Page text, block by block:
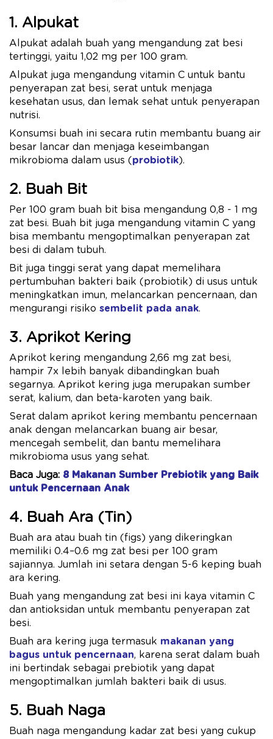
1. Alpukat
Alpukat adalah buah yang mengandung zat besi
tertinggi, yaitu 1,02 mg per 100 gram.
Alpukat juga mengandung vitamin C untuk bantu
penyerapan zat besi, serat untuk menjaga
kesehatan usus, dan lemak sehat untuk penyerapan
nutrisi.
Konsumsi buah ini secara rutin membantu buang air
besar lancar dan menjaga keseimbangan
mikrobioma dalam usus (probiotik).
2. Buah Bit
Per 100 gram buah bit bisa mengandung 0,8 - 1 mg
zat besi. Buah bit juga mengandung vitamin C yang
bisa membantu mengoptimalkan penyerapan zat
besi di dalam tubuh.
Bit juga tinggi serat yang dapat memelihara
pertumbuhan bakteri baik (probiotik) di usus untuk
meningkatkan imun, melancarkan pencernaan, dan
mengurangi risiko sembelit pada anak.
3. Aprikot Kering
Aprikot kering mengandung 2,66 mg zat besi,
hampir 7x lebih banyak dibandingkan buah
segarnya. Aprikot kering juga merupakan sumber
serat, kalium, dan beta-karoten yang baik.
Serat dalam aprikot kering membantu pencernaan
anak dengan melancarkan buang air besar,
mencegah sembelit, dan bantu memelihara
mikrobioma usus yang sehat.
Baca Juga: 8 Makanan Sumber Prebiotik yang Baik
untuk Pencernaan Anak
4. Buah Ara (Tin)
Buah ara atau buah tin (figs) yang dikeringkan
memiliki 0.4–0.6 mg zat besi per 100 gram
sajiannya. Jumlah ini setara dengan 5-6 keping buah
ara kering.
Buah yang mengandung zat besi ini kaya vitamin C
dan antioksidan untuk membantu penyerapan zat
besi.
Buah ara kering juga termasuk makanan yang
bagus untuk pencernaan, karena serat dalam buah
ini bertindak sebagai prebiotik yang dapat
mengoptimalkan jumlah bakteri baik di usus.
5. Buah Naga
Buah naga mengandung kadar zat besi yang cukup